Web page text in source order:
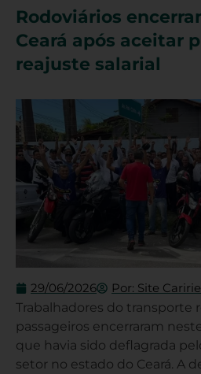
Rodoviários
Ceará após aceitar
reajuste salarial
29/06/2026 Por: Site
Trabalhadores do transporte
passageiros encerraram
que havia sido deflagrada
setor no estado do Ceará. A